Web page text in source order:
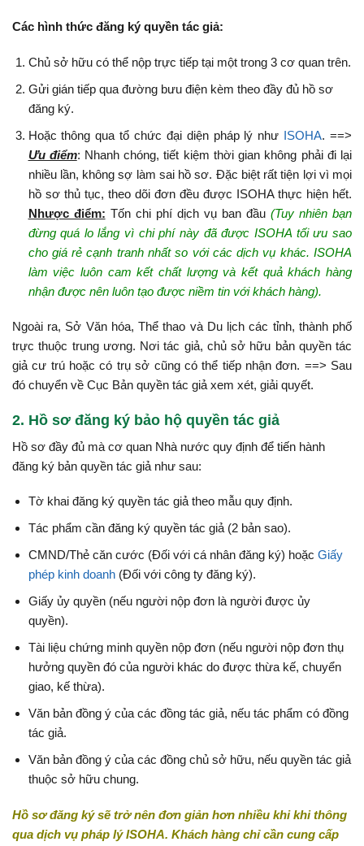
Các hình thức đăng ký quyền tác giả:
Chủ sở hữu có thể nộp trực tiếp tại một trong 3 cơ quan trên.
Gửi gián tiếp qua đường bưu điện kèm theo đầy đủ hồ sơ
đăng ký.
Hoặc thông qua tổ chức đại diện pháp lý như ISOHA. ==>
Ưu điểm: Nhanh chóng, tiết kiệm thời gian không phải đi lại
nhiều lần, không sợ làm sai hồ sơ. Đặc biệt rất tiện lợi vì mọi
hồ sơ thủ tục, theo dõi đơn đều được ISOHA thực hiện hết.
Nhược điểm: Tốn chi phí dịch vụ ban đầu (Tuy nhiên bạn
đừng quá lo lắng vì chi phí này đã được ISOHA tối ưu sao
cho giá rẻ cạnh tranh nhất so với các dịch vụ khác. ISOHA
làm việc luôn cam kết chất lượng và kết quả khách hàng
nhận được nên luôn tạo được niềm tin với khách hàng).
Ngoài ra, Sở Văn hóa, Thể thao và Du lịch các tỉnh, thành phố
trực thuộc trung ương. Nơi tác giả, chủ sở hữu bản quyền tác
giả cư trú hoặc có trụ sở cũng có thể tiếp nhận đơn. ==> Sau
đó chuyển về Cục Bản quyền tác giả xem xét, giải quyết.
2. Hồ sơ đăng ký bảo hộ quyền tác giả
Hồ sơ đầy đủ mà cơ quan Nhà nước quy định để tiến hành
đăng ký bản quyền tác giả như sau:
Tờ khai đăng ký quyền tác giả theo mẫu quy định.
Tác phẩm cần đăng ký quyền tác giả (2 bản sao).
CMND/Thẻ căn cước (Đối với cá nhân đăng ký) hoặc Giấy
phép kinh doanh(Đối với công ty đăng ký).
Giấy ủy quyền (nếu người nộp đơn là người được ủy
quyền).
Tài liệu chứng minh quyền nộp đơn (nếu người nộp đơn thụ
hưởng quyền đó của người khác do được thừa kế, chuyển
giao, kế thừa).
Văn bản đồng ý của các đồng tác giả, nếu tác phẩm có đồng
tác giả.
Văn bản đồng ý của các đồng chủ sở hữu, nếu quyền tác giả
thuộc sở hữu chung.
Hồ sơ đăng ký sẽ trở nên đơn giản hơn nhiều khi khi thông
qua dịch vụ pháp lý ISOHA. Khách hàng chỉ cần cung cấp